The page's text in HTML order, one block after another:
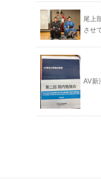
尾上
させ
AV新